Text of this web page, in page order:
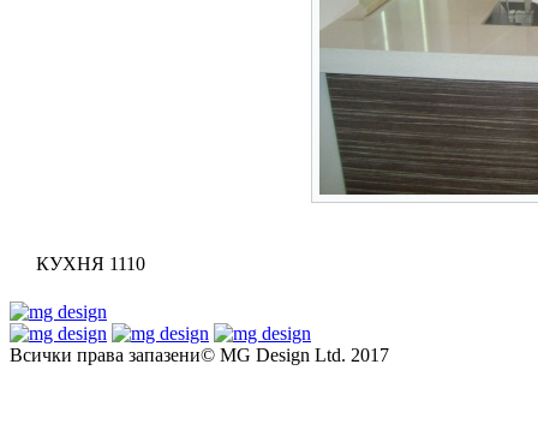
КУХНЯ 1110
Всички права запазени© MG Design Ltd. 2017